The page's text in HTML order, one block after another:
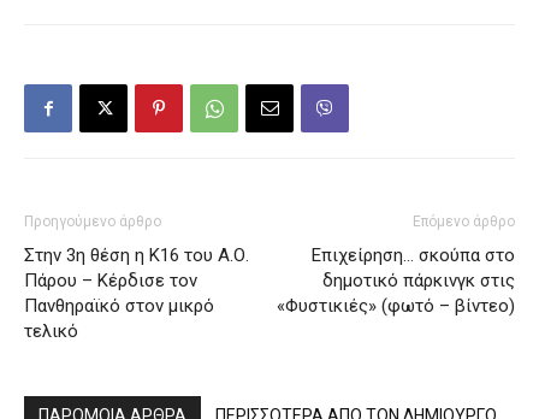
Προηγούμενο άρθρο
Στην 3η θέση η Κ16 του Α.Ο.
Πάρου – Κέρδισε τον
Πανθηραϊκό στον μικρό
τελικό
Επόμενο άρθρο
Επιχείρηση… σκούπα στο
δημοτικό πάρκινγκ στις
«Φυστικιές» (φωτό – βίντεο)